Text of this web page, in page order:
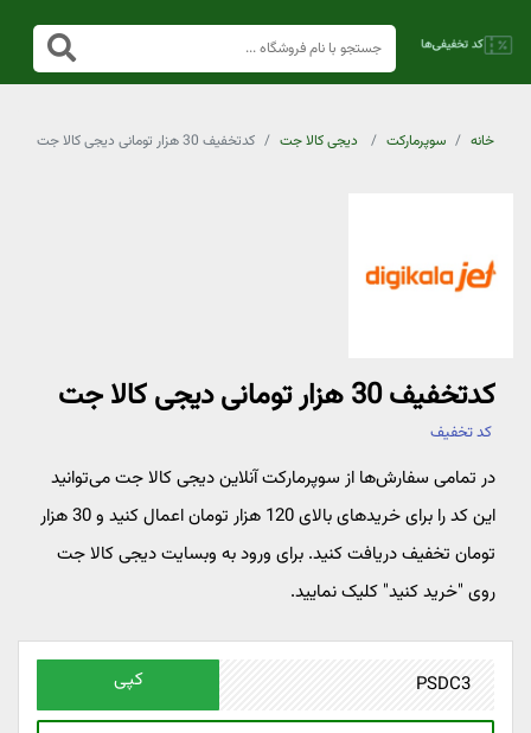
خانه سوپرمارکت دیجی کالا جت کدتخفیف 30 هزار تومانی دیجی کالا جت
کدتخفیف 30 هزار تومانی دیجی کالا جت
کد تخفیف
در تمامی سفارش‌ها از سوپرمارکت آنلاین دیجی کالا جت می‌توانید
این کد را برای خریدهای بالای 120 هزار تومان اعمال کنید و 30 هزار
تومان تخفیف دریافت کنید. برای ورود به وبسایت دیجی کالا جت
روی "خرید کنید" کلیک نمایید.
کپی